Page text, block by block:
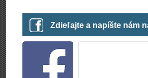
Zdieľajte a napíšte nám